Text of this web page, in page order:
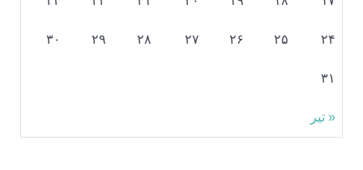
« تیر
۲۴ ۲۵ ۲۶ ۲۷ ۲۸ ۲۹ ۳۰
۳۱